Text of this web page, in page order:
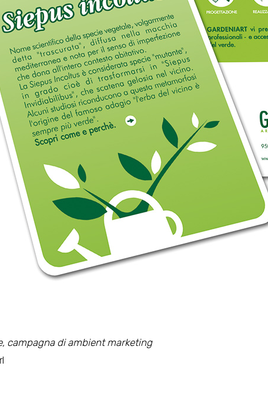
campagna di ambient marketing